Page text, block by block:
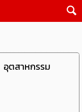
อุตสาหกรรม